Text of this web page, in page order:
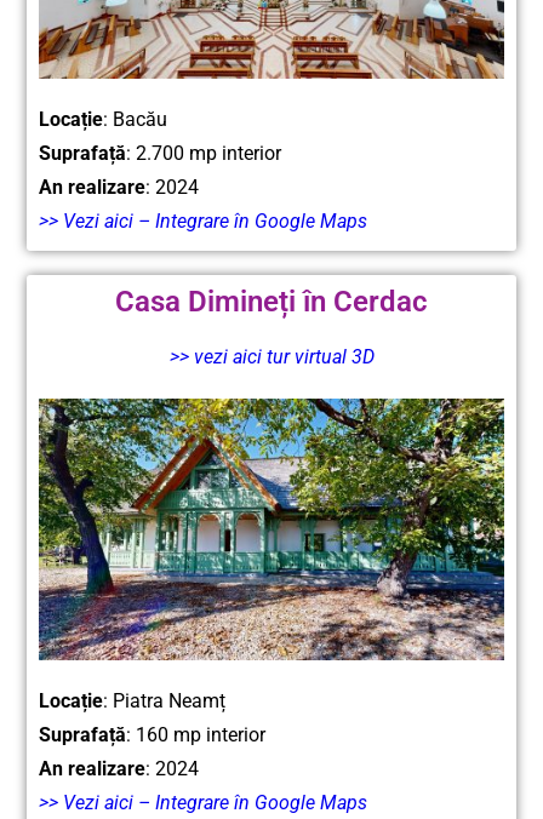
Locație: Bacău
Suprafață: 2.700 mp interior
An realizare: 2024
>> Vezi aici – Integrare în Google Maps
Casa Dimineți în Cerdac
>> vezi aici tur virtual 3D
Locație: Piatra Neamț
Suprafață: 160 mp interior
An realizare: 2024
>> Vezi aici – Integrare în Google Maps